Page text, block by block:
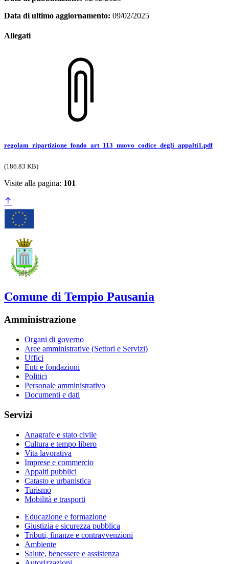
Data di ultimo aggiornamento: 09/02/2025
Allegati
regolam_ripartizione_fondo_art_113_nuovo_codice_degli_appalti1.pdf
(186.83 KB)
Visite alla pagina: 101
Comune di Tempio Pausania
Amministrazione
Organi di governo
Aree amministrative (Settori e Servizi)
Uffici
Enti e fondazioni
Politici
Personale amministrativo
Documenti e dati
Servizi
Anagrafe e stato civile
Cultura e tempo libero
Vita lavorativa
Imprese e commercio
Appalti pubblici
Catasto e urbanistica
Turismo
Mobilità e trasporti
Educazione e formazione
Giustizia e sicurezza pubblica
Tributi, finanze e contravvenzioni
Ambiente
Salute, benessere e assistenza